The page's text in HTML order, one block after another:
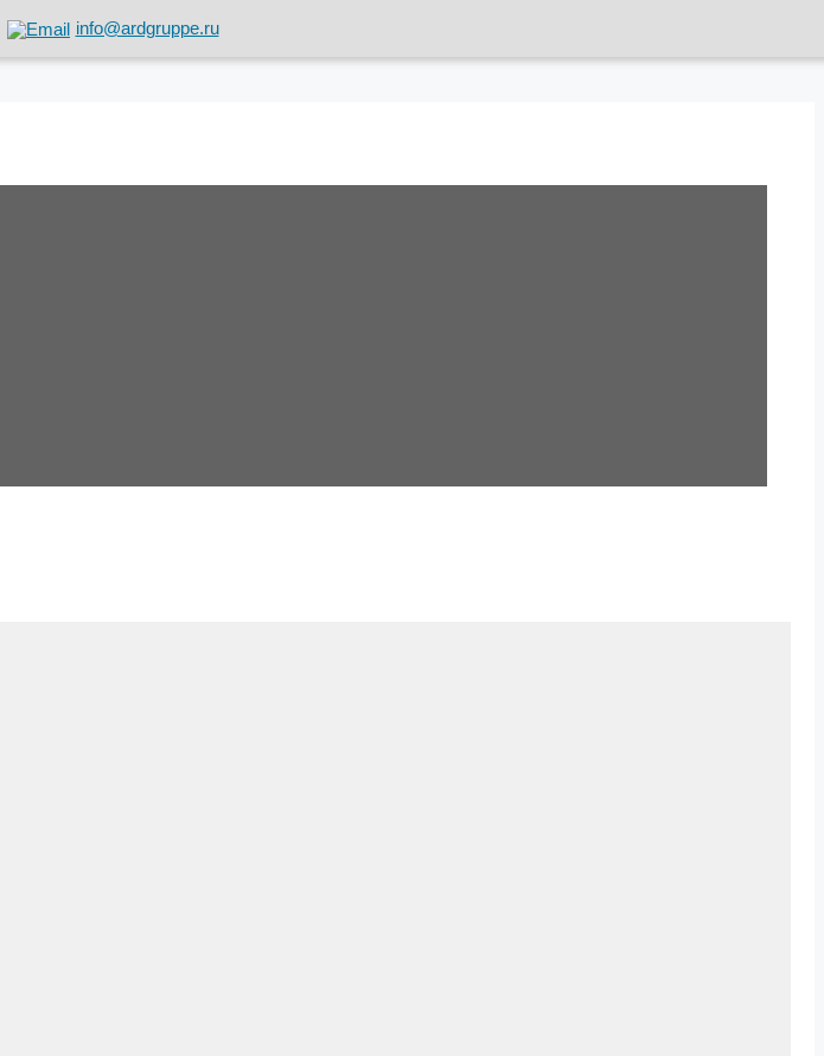
info@ardgruppe.ru